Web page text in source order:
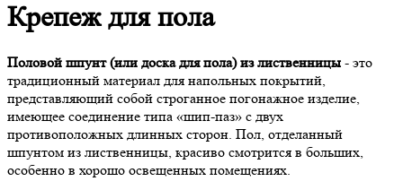
Крепеж для пола
Половой шпунт (или доска для пола) из лиственницы - это
традиционный материал для напольных покрытий,
представляющий собой строганное погонажное изделие,
имеющее соединение типа «шип-паз» с двух
противоположных длинных сторон. Пол, отделанный
шпунтом из лиственницы, красиво смотрится в больших,
особенно в хорошо освещенных помещениях.